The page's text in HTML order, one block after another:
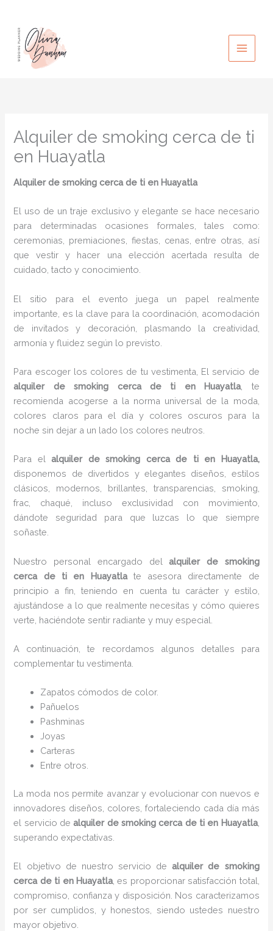
contenido
Alquiler de smoking cerca de ti
en Huayatla
Alquiler de smoking cerca de ti en Huayatla
El uso de un traje exclusivo y elegante se hace necesario
para determinadas ocasiones formales, tales como:
ceremonias, premiaciones, fiestas, cenas, entre otras, así
que vestir y hacer una elección acertada resulta de
cuidado, tacto y conocimiento.
El sitio para el evento juega un papel realmente
importante, es la clave para la coordinación, acomodación
de invitados y decoración, plasmando la creatividad,
armonía y fluidez según lo previsto.
Para escoger los colores de tu vestimenta, El servicio de
alquiler de smoking cerca de ti en Huayatla, te
recomienda acogerse a la norma universal de la moda,
colores claros para el día y colores oscuros para la
noche sin dejar a un lado los colores neutros.
Para elalquiler de smoking cerca de ti
en Huayatla,
disponemos de divertidos y elegantes diseños, estilos
clásicos, modernos, brillantes, transparencias, smoking,
frac, chaqué, incluso exclusividad con movimiento,
dándote seguridad para que luzcas lo que siempre
soñaste.
Nuestro personal encargado delalquiler de smoking
cerca de ti en Huayatlate asesora directamente de
principio a fin, teniendo en cuenta tu carácter y estilo,
ajustándose a lo que realmente necesitas y cómo quieres
verte, haciéndote sentir radiante y muy especial.
A continuación, te recordamos algunos detalles para
complementar tu vestimenta.
Zapatos cómodos de color.
Pañuelos
Pashminas
Joyas
Carteras
Entre otros.
La moda nos permite avanzar y evolucionar con nuevos e
innovadores diseños, colores, fortaleciendo cada día más
el servicio dealquiler de smoking cerca de ti en Huayatla,
superando expectativas.
El objetivo de nuestro servicio dealquiler de smoking
cerca de ti en Huayatla, es proporcionar satisfacción total,
compromiso, confianza y disposición. Nos caracterizamos
por ser cumplidos, y honestos, siendo ustedes nuestro
mayor objetivo.